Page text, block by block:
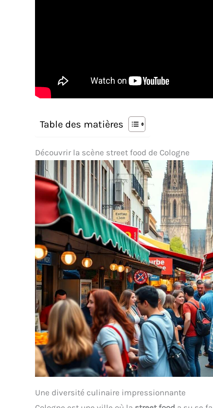
Table des matières
Découvrir la scène street food de Cologne
Une diversité culinaire impressionnante